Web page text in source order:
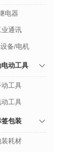
电器
业通讯
备/电机
电动工具
动工具
动工具
签包装
装耗材